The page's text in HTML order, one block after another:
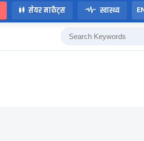
सेयर मार्केट्स स्वास्थ्य